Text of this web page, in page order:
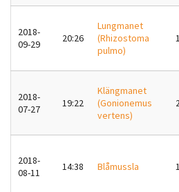
2018-
09-29
20:26
Lungmanet
(Rhizostoma
pulmo)
1
2018-
07-27
19:22
Klängmanet
(Gonionemus
vertens)
2018-
08-11
14:38 Blåmussla 1